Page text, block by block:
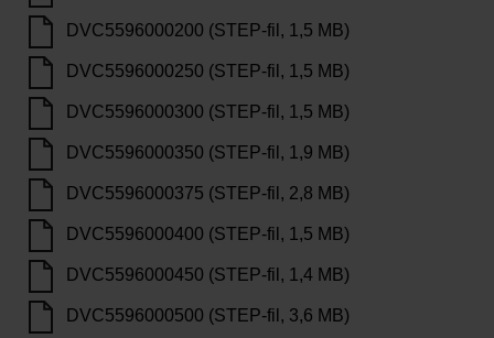
DVC5596000200 (STEP-fil, 1,5 MB)
DVC5596000250 (STEP-fil, 1,5 MB)
DVC5596000300 (STEP-fil, 1,5 MB)
DVC5596000350 (STEP-fil, 1,9 MB)
DVC5596000375 (STEP-fil, 2,8 MB)
DVC5596000400 (STEP-fil, 1,5 MB)
DVC5596000450 (STEP-fil, 1,4 MB)
DVC5596000500 (STEP-fil, 3,6 MB)